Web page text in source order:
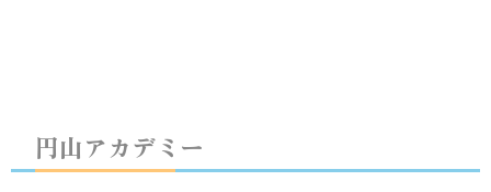
円山アカデミー